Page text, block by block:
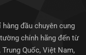
đầu chuyên cung
chính hãng đến từ
Quốc, Việt Nam,